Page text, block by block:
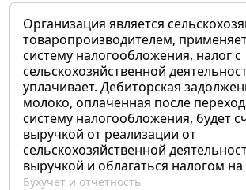
Организация является
товаропроизводителем,
систему налогообложения, налог с
сельскохозяйственной
уплачивает. Дебиторская
молоко, оплаченная после
систему налогообложения, будет
выручкой от реализации от
сельскохозяйственной
выручкой и облагаться налогом
Бухучет и отчетность